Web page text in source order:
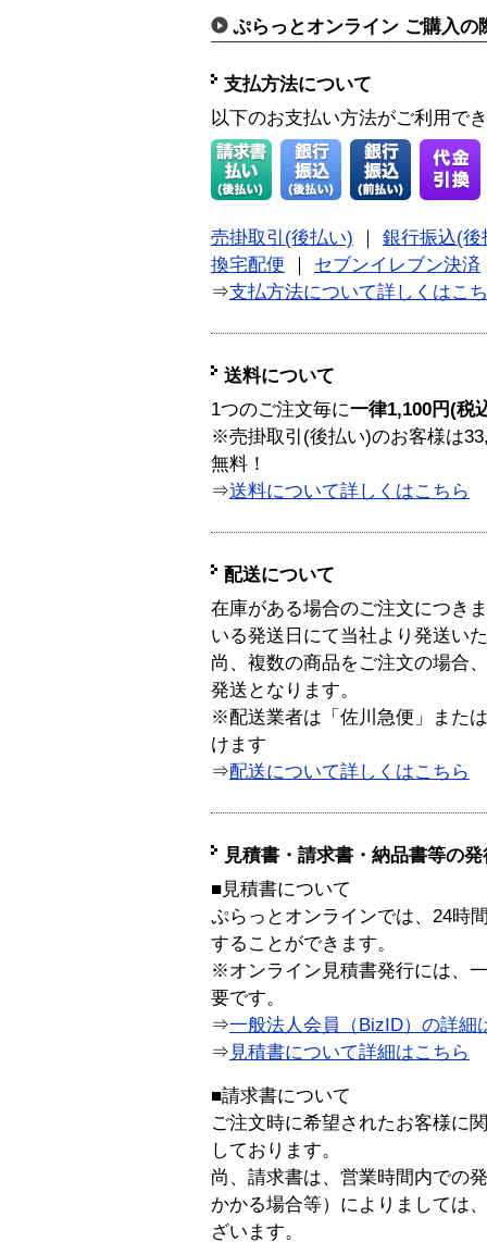
ぷらっとオンライン ご購入の
支払方法について
以下のお支払い方法がご利用で
売掛取引(後払い)
銀行振込(後
換宅配便
セブンイレブン決済
⇒支払方法について詳しくはこ
送料について
1つのご注文毎に一律1,100円(税
※売掛取引(後払い)のお客様は
無料！
⇒送料について詳しくはこちら
配送について
在庫がある場合のご注文につき
いる発送日にて当社より発送い
尚、複数の商品をご注文の場合
発送となります。
※配送業者は「佐川急便」また
けます
⇒配送について詳しくはこちら
見積書・請求書・納品書等の
■見積書について
ぷらっとオンラインでは、24時
することができます。
※オンライン見積書発行には、
要です。
⇒一般法人会員（BizID）の詳細
⇒ 見積書について詳細はこちら
■請求書について
ご注文時に希望されたお客様に
しております。
尚、請求書は、営業時間内での
かかる場合等）によりましては
ざいます。